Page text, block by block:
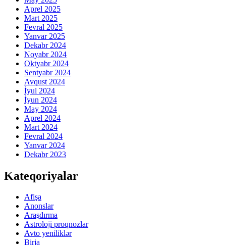
Aprel 2025
Mart 2025
Fevral 2025
Yanvar 2025
Dekabr 2024
Noyabr 2024
Oktyabr 2024
Sentyabr 2024
Avqust 2024
İyul 2024
İyun 2024
May 2024
Aprel 2024
Mart 2024
Fevral 2024
Yanvar 2024
Dekabr 2023
Kateqoriyalar
Afişa
Anonslar
Araşdırma
Astroloji proqnozlar
Avto yeniliklər
Birja